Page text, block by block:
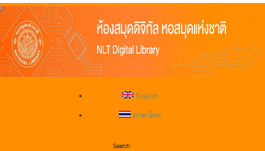
English
ภาษาไทย
Search